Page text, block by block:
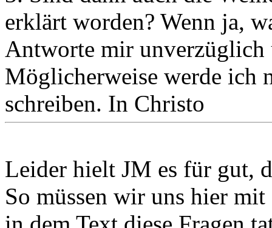
erklärt worden? Wenn ja,
Antworte mir unverzüglich
Möglicherweise werde ich
schreiben. In Christo
Leider hielt JM es für gut,
So müssen wir uns hier mit